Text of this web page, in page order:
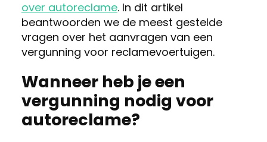
over autoreclame. In dit artikel
beantwoorden we de meest gestelde
vragen over het aanvragen van een
vergunning voor reclamevoertuigen.
Wanneer heb je een
vergunning nodig voor
autoreclame?